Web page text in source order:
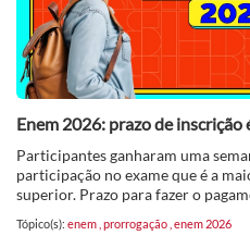
Enem 2026: prazo de
Participantes ganharam uma
participação no exame que é a
superior. Prazo para fazer o
Tópico(s): enem prorrogação enem 2026